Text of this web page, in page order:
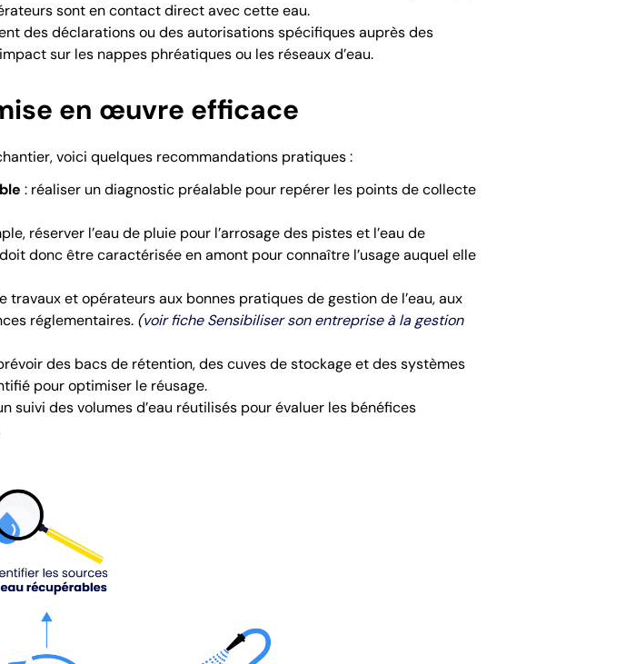
sont en contact direct avec cette eau.
des déclarations ou des autorisations spécifiques auprès des
sur les nappes phréatiques ou les réseaux d’eau.
en œuvre efficace
voici quelques recommandations pratiques :
: réaliser un diagnostic préalable pour repérer les points de collecte
réserver l’eau de pluie pour l’arrosage des pistes et l’eau de
donc être caractérisée en amont pour connaître l’usage auquel elle
travaux et opérateurs aux bonnes pratiques de gestion de l’eau, aux
réglementaires. (voir fiche Sensibiliser son entreprise à la gestion
des bacs de rétention, des cuves de stockage et des systèmes
pour optimiser le réusage.
suivi des volumes d’eau réutilisés pour évaluer les bénéfices